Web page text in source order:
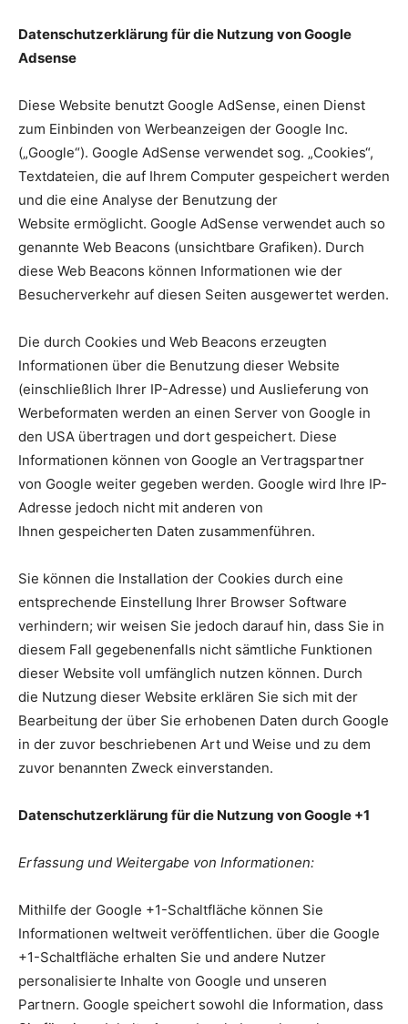
Datenschutzerklärung für die Nutzung von Google
Adsense
Diese Website benutzt Google AdSense, einen Dienst
zum Einbinden von Werbeanzeigen der Google Inc.
(„Google“). Google AdSense verwendet sog. „Cookies“,
Textdateien, die auf Ihrem Computer gespeichert werden
und die eine Analyse der Benutzung der
Website ermöglicht. Google AdSense verwendet auch so
genannte Web Beacons (unsichtbare Grafiken). Durch
diese Web Beacons können Informationen wie der
Besucherverkehr auf diesen Seiten ausgewertet werden.
Die durch Cookies und Web Beacons erzeugten
Informationen über die Benutzung dieser Website
(einschließlich Ihrer IP-Adresse) und Auslieferung von
Werbeformaten werden an einen Server von Google in
den USA übertragen und dort gespeichert. Diese
Informationen können von Google an Vertragspartner
von Google weiter gegeben werden. Google wird Ihre IP-
Adresse jedoch nicht mit anderen von
Ihnen gespeicherten Daten zusammenführen.
Sie können die Installation der Cookies durch eine
entsprechende Einstellung Ihrer Browser Software
verhindern; wir weisen Sie jedoch darauf hin, dass Sie in
diesem Fall gegebenenfalls nicht sämtliche Funktionen
dieser Website voll umfänglich nutzen können. Durch
die Nutzung dieser Website erklären Sie sich mit der
Bearbeitung der über Sie erhobenen Daten durch Google
in der zuvor beschriebenen Art und Weise und zu dem
zuvor benannten Zweck einverstanden.
Datenschutzerklärung für die Nutzung von Google +1
Erfassung und Weitergabe von Informationen:
Mithilfe der Google +1-Schaltfläche können Sie
Informationen weltweit veröffentlichen. über die Google
+1-Schaltfläche erhalten Sie und andere Nutzer
personalisierte Inhalte von Google und unseren
Partnern. Google speichert sowohl die Information, dass